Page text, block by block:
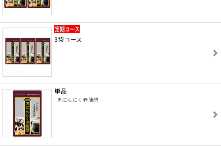
3袋コース
単品
黒にんにく老陳醋